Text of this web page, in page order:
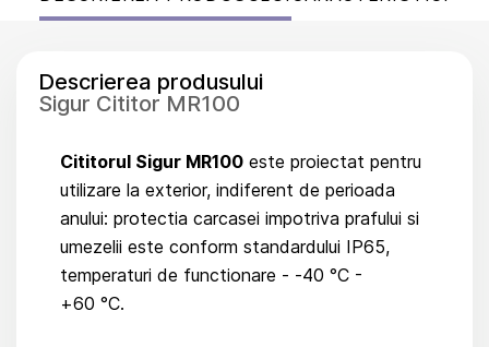
Descrierea produsului
Sigur Cititor MR100
Cititorul Sigur MR100 este proiectat pentru
utilizare la exterior, indiferent de perioada
anului: protectia carcasei impotriva prafului si
umezelii este conform standardului IP65,
temperaturi de functionare - -40 °C -
+60 °C.